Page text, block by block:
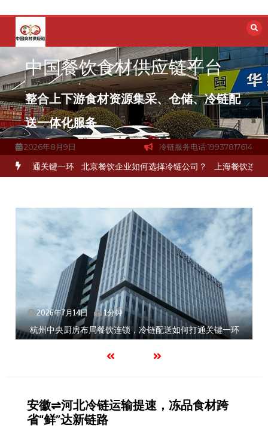
容
中国餐饮食材供应链平台
整合上下游食材资源集采、仓储、冷链配
送一体化服务
2026年8月9日 冷链服务电话:19937817614
通关键一环 北京餐饮企业如何选择冷链公司？ 上海餐饮连锁加速，
2026年7月14日 1分钟
杭州中央厨房布局餐饮连锁，冷链配送如何打通关键一环
安徽⇌河北冷链运输提速，冻品食材跨
省“鲜”达新链路